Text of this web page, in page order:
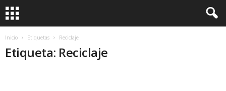
Inicio Etiquetas Reciclaje
Etiqueta: Reciclaje